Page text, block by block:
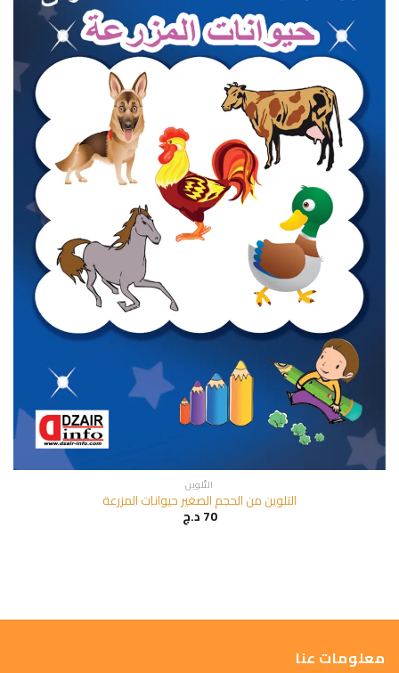
التّلوين
التلوين من الحجم الصغير حيوانات المزرعة
70د.ج
معلومات عنا